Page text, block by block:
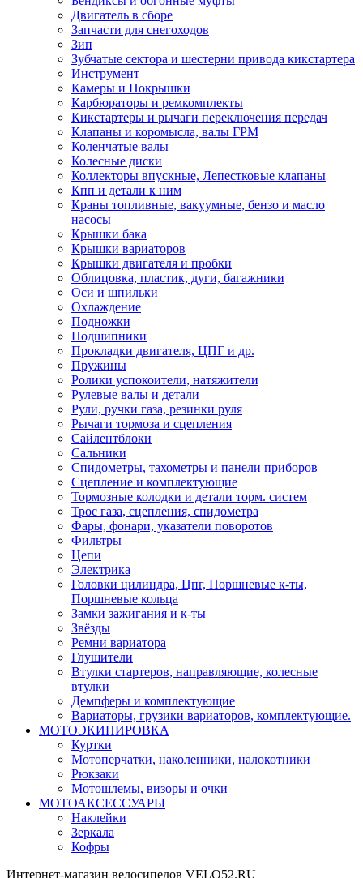
Двигатель в сборе
Запчасти для снегоходов
Зип
Зубчатые сектора и шестерни привода кикстартера
Инструмент
Камеры и Покрышки
Карбюраторы и ремкомплекты
Кикстартеры и рычаги переключения передач
Клапаны и коромысла, валы ГРМ
Коленчатые валы
Колесные диски
Коллекторы впускные, Лепестковые клапаны
Кпп и детали к ним
Краны топливные, вакуумные, бензо и масло
насосы
Крышки бака
Крышки вариаторов
Крышки двигателя и пробки
Облицовка, пластик, дуги, багажники
Оси и шпильки
Охлаждение
Подножки
Подшипники
Прокладки двигателя, ЦПГ и др.
Пружины
Ролики успокоители, натяжители
Рулевые валы и детали
Рули, ручки газа, резинки руля
Рычаги тормоза и сцепления
Сайлентблоки
Сальники
Спидометры, тахометры и панели приборов
Сцепление и комплектующие
Тормозные колодки и детали торм. систем
Трос газа, сцепления, спидометра
Фары, фонари, указатели поворотов
Фильтры
Цепи
Электрика
Головки цилиндра, Цпг, Поршневые к-ты,
Поршневые кольца
Замки зажигания и к-ты
Звёзды
Ремни вариатора
Глушители
Втулки стартеров, направляющие, колесные
втулки
Демпферы и комплектующие
Вариаторы, грузики вариаторов, комплектующие.
МОТОЭКИПИРОВКА
Куртки
Мотоперчатки, наколенники, налокотники
Рюкзаки
Мотошлемы, визоры и очки
МОТОАКСЕССУАРЫ
Наклейки
Зеркала
Кофры
Интернет-магазин велосипедов VELO52.RU